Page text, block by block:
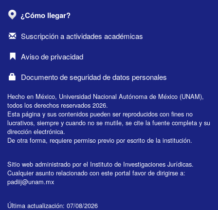
¿Cómo llegar?
Suscripción a actividades académicas
Aviso de privacidad
Documento de seguridad de datos personales
Hecho en México, Universidad Nacional Autónoma de México (UNAM),
todos los derechos reservados 2026.
Esta página y sus contenidos pueden ser reproducidos con fines no
lucrativos, siempre y cuando no se mutile, se cite la fuente completa y su
dirección electrónica.
De otra forma, requiere permiso previo por escrito de la institución.
Sitio web administrado por el Instituto de Investigaciones Jurídicas.
Cualquier asunto relacionado con este portal favor de dirigirse a:
padiij@unam.mx
Última actualización: 07/08/2026